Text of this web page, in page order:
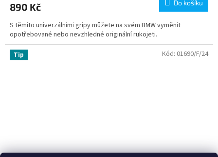
890 Kč Do košíku
S těmito univerzálními gripy můžete na svém BMW vyměnit
opotřebované nebo nevzhledné originální rukojeti.
Tip Kód: 01690/F/24